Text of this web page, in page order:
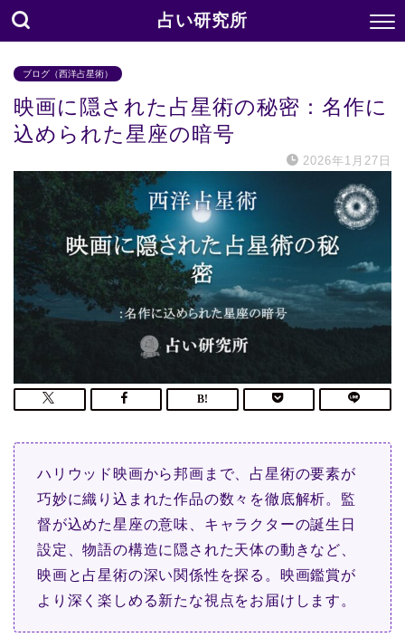
占い研究所
ブログ（西洋占星術）
映画に隠された占星術の秘密：名作に
込められた星座の暗号
2026年1月27日
ハリウッド映画から邦画まで、占星術の要素が
巧妙に織り込まれた作品の数々を徹底解析。監
督が込めた星座の意味、キャラクターの誕生日
設定、物語の構造に隠された天体の動きなど、
映画と占星術の深い関係性を探る。映画鑑賞が
より深く楽しめる新たな視点をお届けします。